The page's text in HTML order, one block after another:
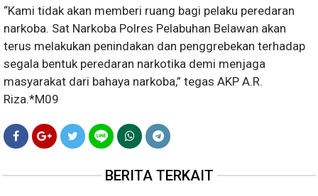
“Kami tidak akan memberi ruang bagi pelaku peredaran
narkoba. Sat Narkoba Polres Pelabuhan Belawan akan
terus melakukan penindakan dan penggrebekan terhadap
segala bentuk peredaran narkotika demi menjaga
masyarakat dari bahaya narkoba,” tegas AKP A.R.
Riza.*M09
BERITA TERKAIT